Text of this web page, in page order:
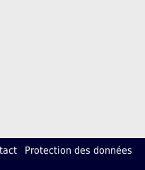
Protection des données